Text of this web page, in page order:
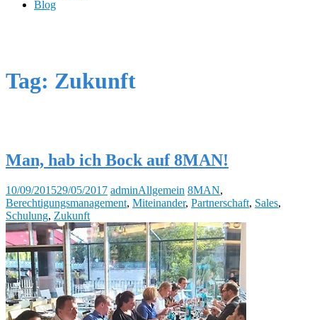
Blog
Tag: Zukunft
Man, hab ich Bock auf 8MAN!
10/09/201529/05/2017 adminAllgemein 8MAN,
Berechtigungsmanagement, Miteinander, Partnerschaft, Sales,
Schulung, Zukunft